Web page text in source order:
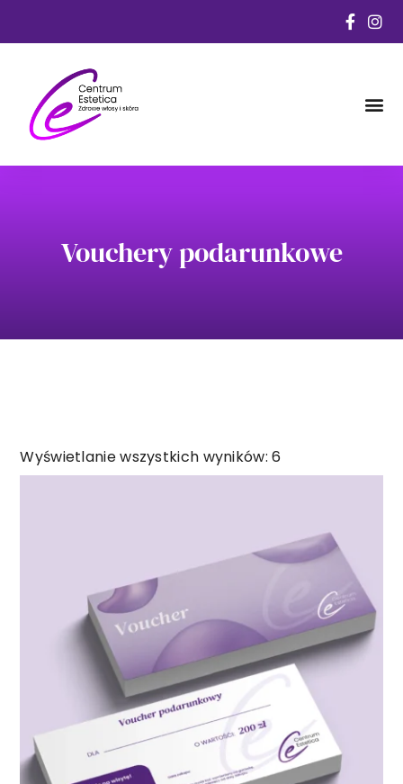
Vouchery podarunkowe
Wyświetlanie wszystkich wyników: 6